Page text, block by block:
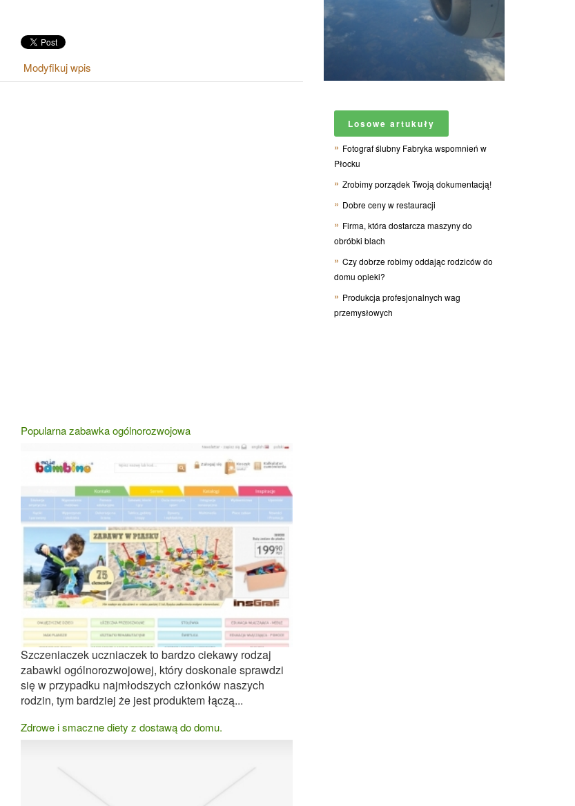
Modyfikuj wpis
Popularna zabawka ogólnorozwojowa
Szczeniaczek uczniaczek to bardzo ciekawy rodzaj
zabawki ogólnorozwojowej, który doskonale sprawdzi
się w przypadku najmłodszych członków naszych
rodzin, tym bardziej że jest produktem łączą...
Zdrowe i smaczne diety z dostawą do domu.
Losowe artukuły
Fotograf ślubny Fabryka wspomnień w
Płocku
Zrobimy porządek Twoją dokumentacją!
Dobre ceny w restauracji
Firma, która dostarcza maszyny do
obróbki blach
Czy dobrze robimy oddając rodziców do
domu opieki?
Produkcja profesjonalnych wag
przemysłowych